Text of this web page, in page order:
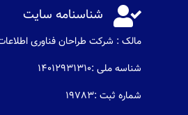
 شناسنامه سایت
مالک : شرکت طراحان فناوری
شناسه ملی :14012931310
شماره ثبت :19783